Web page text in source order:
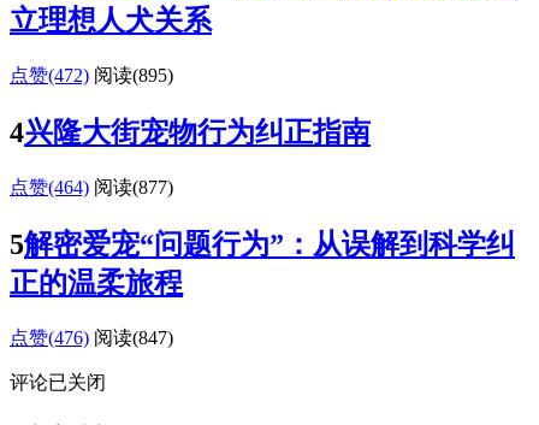
立理想人犬关系
点赞(472) 阅读(895)
4兴隆大街宠物行为纠正指南
点赞(464) 阅读(877)
5解密爱宠“问题行为”：从误解到科学纠
正的温柔旅程
点赞(476) 阅读(847)
评论已关闭